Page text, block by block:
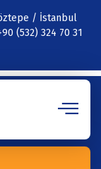
/ İstanbul
(532) 324 70 31